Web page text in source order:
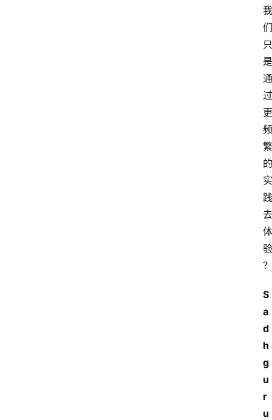
我
们
只
是
通
过
更
频
繁
的
实
践
去
体
验
？
S
a
d
h
g
u
r
u